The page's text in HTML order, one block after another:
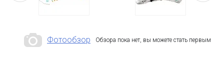
Фотообзор Обзора пока нет, вы можете стать первым